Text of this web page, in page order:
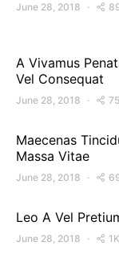
June 28, 2018
A Vivamus
Vel Consequat
June 28, 2018
Maecenas
Massa Vitae
June 28, 2018
Leo A Vel
June 28, 2018